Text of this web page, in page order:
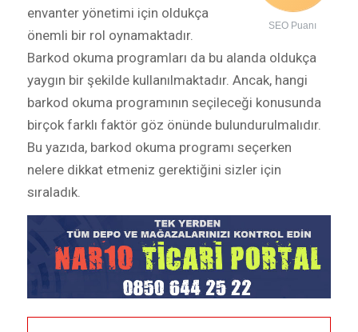
SEO Puanı
envanter yönetimi için oldukça
önemli bir rol oynamaktadır.
Barkod okuma programları da bu alanda oldukça
yaygın bir şekilde kullanılmaktadır. Ancak, hangi
barkod okuma programının seçileceği konusunda
birçok farklı faktör göz önünde bulundurulmalıdır.
Bu yazıda, barkod okuma programı seçerken
nelere dikkat etmeniz gerektiğini sizler için
sıraladık.